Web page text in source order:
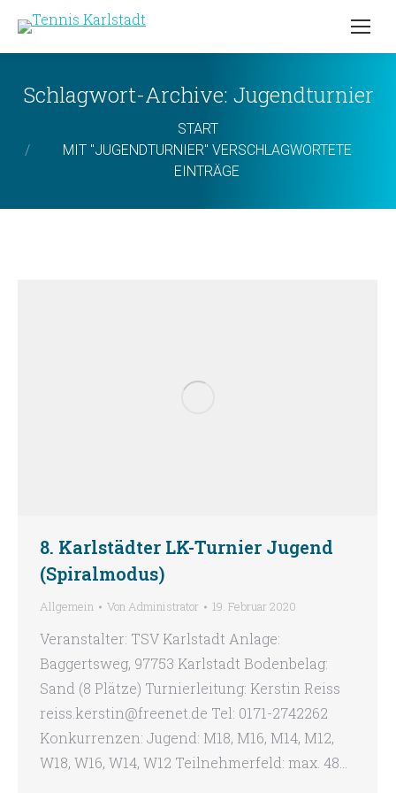
Schlagwort-Archive: Jugendturnier
START
MIT "JUGENDTURNIER" VERSCHLAGWORTETE
EINTRÄGE
8. Karlstädter LK-Turnier Jugend
(Spiralmodus)
Allgemein VonAdministrator 19. Februar 2020
Veranstalter: TSV Karlstadt Anlage:
Baggertsweg, 97753 Karlstadt Bodenbelag:
Sand (8 Plätze) Turnierleitung: Kerstin Reiss
reiss.kerstin@freenet.de Tel: 0171-2742262
Konkurrenzen: Jugend: M18, M16, M14, M12,
W18, W16, W14, W12 Teilnehmerfeld: max. 48…